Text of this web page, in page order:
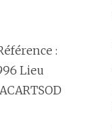
:
Lieu